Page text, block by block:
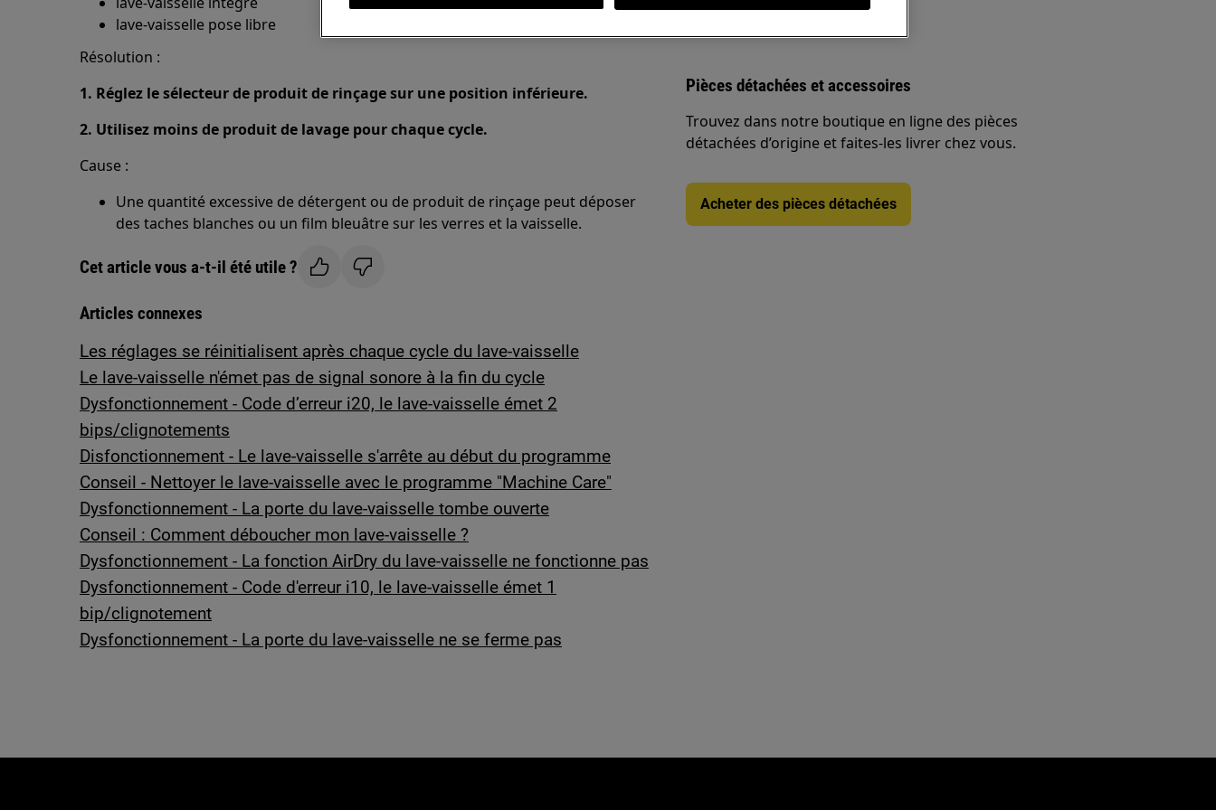
lave-vaisselle pose libre
Résolution :
1. Réglez le sélecteur de produit de rinçage sur une position inférieure.
2. Utilisez moins de produit de lavage pour chaque cycle.
Cause :
Une quantité excessive de détergent ou de produit de rinçage peut déposer
des taches blanches ou un film bleuâtre sur les verres et la vaisselle.
Cet article vous a-t-il été utile ?
Articles connexes
Les réglages se réinitialisent après chaque cycle du lave-vaisselle
Le lave-vaisselle n'émet pas de signal sonore à la fin du cycle
Dysfonctionnement - Code d’erreur i20, le lave-vaisselle émet 2
bips/clignotements
Disfonctionnement - Le lave-vaisselle s'arrête au début du programme
Conseil - Nettoyer le lave-vaisselle avec le programme "Machine Care"
Dysfonctionnement - La porte du lave-vaisselle tombe ouverte
Conseil : Comment déboucher mon lave-vaisselle ?
Dysfonctionnement - La fonction AirDry du lave-vaisselle ne fonctionne pas
Dysfonctionnement - Code d'erreur i10, le lave-vaisselle émet 1
bip/clignotement
Dysfonctionnement - La porte du lave-vaisselle ne se ferme pas
Pièces détachées et accessoires
Trouvez dans notre boutique en ligne des pièces
détachées d’origine et faites-les livrer chez vous.
Acheter des pièces détachées